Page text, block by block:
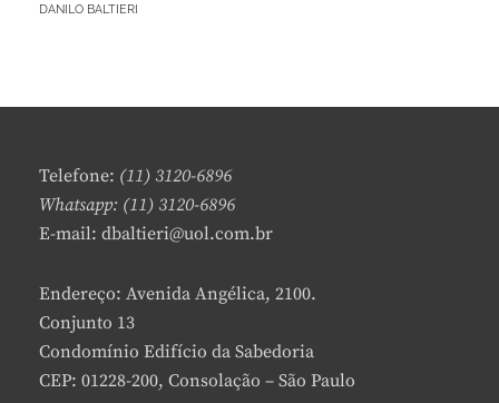
BY
DANILO BALTIERI
Telefone: (11) 3120-6896
Whatsapp: (11) 3120-6896
E-mail: dbaltieri@uol.com.br
Endereço: Avenida Angélica, 2100.
Conjunto 13
Condomínio Edifício da Sabedoria
CEP: 01228-200, Consolação – São Paulo